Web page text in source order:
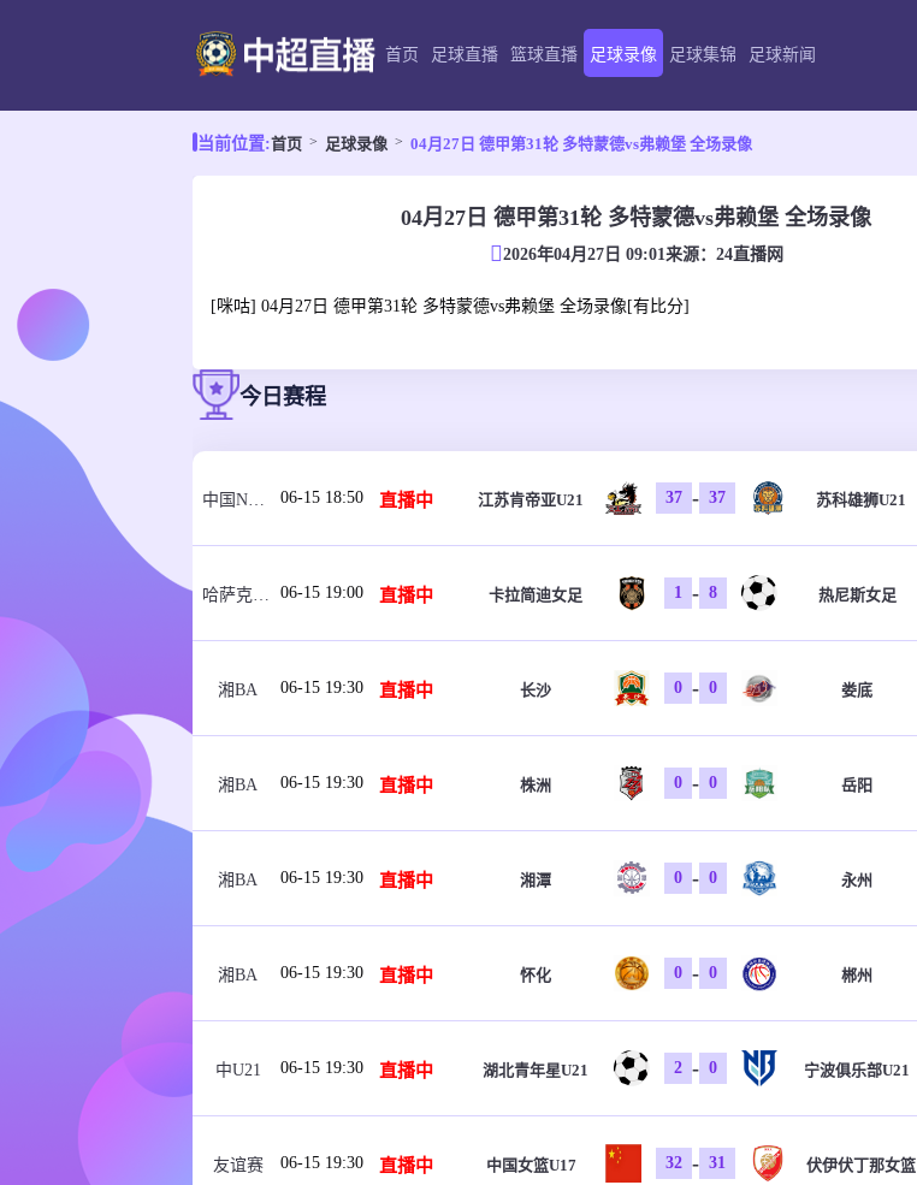
首页 足球直播 篮球直播 足球录像 足球集锦 足球新闻
当前位置:首页 足球录像 04月27日 德甲第31轮 多特蒙德vs弗赖堡 全场录像
04月27日 德甲第31轮 多特蒙德vs弗赖堡 全场录像
2026年04月27日 09:01来源： 24直播网
[咪咕] 04月27日 德甲第31轮 多特蒙德vs弗赖堡 全场录像[有比分]
今日赛程
中国NBL U21 06-15 18:50 直播中 江苏肯帝亚U21 37 - 37 苏科雄狮U21
哈萨克女超 06-15 19:00 直播中 卡拉简迪女足 1 - 8 热尼斯女足
湘BA 06-15 19:30 直播中 长沙 0 - 0 娄底
湘BA 06-15 19:30 直播中 株洲 0 - 0 岳阳
湘BA 06-15 19:30 直播中 湘潭 0 - 0 永州
湘BA 06-15 19:30 直播中 怀化 0 - 0 郴州
中U21 06-15 19:30 直播中 湖北青年星U21 2 - 0 宁波俱乐部U21
友谊赛 06-15 19:30 直播中 中国女篮U17 32 - 31 伏伊伏丁那女篮